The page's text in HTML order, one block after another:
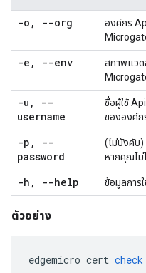
-o , --org
องค์กร
-e , --env
สภาพแว
-u ,
--
username
ชื่อผู้ใช้
ขององค์ก
-p ,
--
password
(ไม่บังคับ
หากคุณไม่
-h , --help ข้อมูลการ
ตัวอย่าง
edgemicro cert check